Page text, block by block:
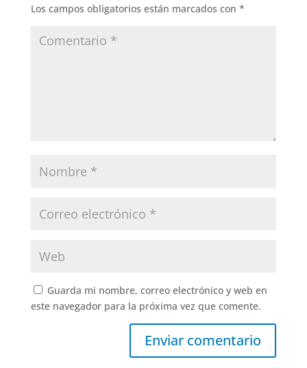
Los campos obligatorios están marcados con *
Guarda mi nombre, correo electrónico y web en
este navegador para la próxima vez que comente.